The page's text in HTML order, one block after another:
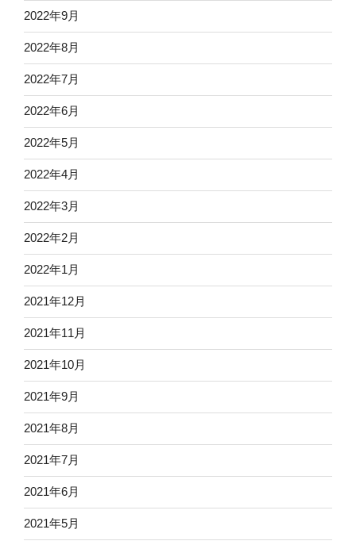
2022年9月
2022年8月
2022年7月
2022年6月
2022年5月
2022年4月
2022年3月
2022年2月
2022年1月
2021年12月
2021年11月
2021年10月
2021年9月
2021年8月
2021年7月
2021年6月
2021年5月